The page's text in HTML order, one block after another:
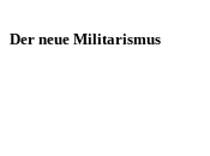
Der neue Militarismus